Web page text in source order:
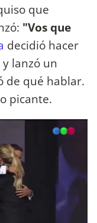
que
"Vos que
decidió hacer
y lanzó un
de qué hablar.
picante.